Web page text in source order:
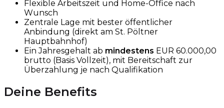
Flexible Arbeitszeit und Home-Office nach
Wunsch
Zentrale Lage mit bester öffentlicher
Anbindung (direkt am St. Pöltner
Hauptbahnhof)
Ein Jahresgehalt ab mindestens EUR 60.000,00
brutto (Basis Vollzeit), mit Bereitschaft zur
Überzahlung je nach Qualifikation
Deine Benefits